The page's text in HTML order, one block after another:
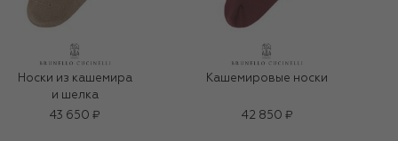
Носки из кашемира
и шелка
43 650 ₽
Кашемировые носки
42 850 ₽